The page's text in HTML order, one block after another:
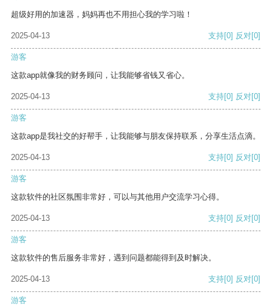
超级好用的加速器，妈妈再也不用担心我的学习啦！
2025-04-13 支持[0] 反对[0]
游客
这款app就像我的财务顾问，让我能够省钱又省心。
2025-04-13 支持[0] 反对[0]
游客
这款app是我社交的好帮手，让我能够与朋友保持联系，分享生活点滴。
2025-04-13 支持[0] 反对[0]
游客
这款软件的社区氛围非常好，可以与其他用户交流学习心得。
2025-04-13 支持[0] 反对[0]
游客
这款软件的售后服务非常好，遇到问题都能得到及时解决。
2025-04-13 支持[0] 反对[0]
游客